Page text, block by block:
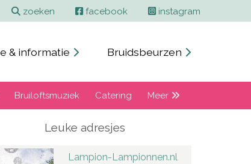
zoeken facebook instagram
& informatie Bruidsbeurzen
Bruiloftsmuziek Catering Meer
Leuke adresjes
Lampion-Lampionnen.nl